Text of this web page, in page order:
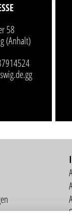
58
(Anhalt)